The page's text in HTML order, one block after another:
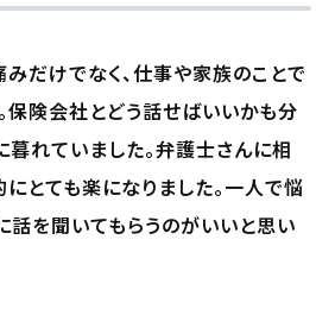
みだけでなく、仕事や家族のことで
保険会社とどう話せばいいかも分
暮れていました。弁護士さんに相
にとても楽になりました。一人で悩
話を聞いてもらうのがいいと思い